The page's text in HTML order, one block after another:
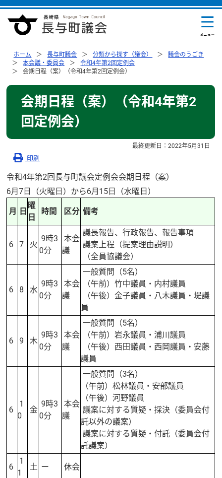
ホーム 長与町議会 分類から探す（議会）
議会のうごき
本会議・委員会
令和4年第2回定例会
会期日程（案）（令和4年第2回定例会）
会期日程（案）（令和4年第2
回定例会）
最終更新日：2022年5月31日
印刷
令和4年第2回長与町議会定例会会期日程（案）
6月7日（火曜日）から6月15日（水曜日）
月 日
曜
日
時間 区分 備考
6 7 火
9時3
0分
本会
議
議長報告、行政報告、報告事項
議案上程（提案理由説明）
（全員協議会）
6 8 水
9時3
0分
本会
議
一般質問（5名）
（午前）竹中議員・内村議員
（午後）金子議員・八木議員・堤議
員
6 9 木
9時3
0分
本会
議
一般質問（5名）
（午前）岩永議員・浦川議員
（午後）西田議員・西岡議員・安藤
議員
6
1
0
金
9時3
0分
本会
議
一般質問（3名）
（午前）松林議員・安部議員
（午後）河野議員
議案に対する質疑・採決（委員会付
託以外の議案）
議案に対する質疑・付託（委員会付
託議案）
6
1
1
土 ー 休会